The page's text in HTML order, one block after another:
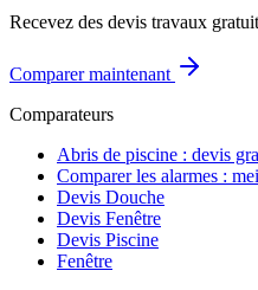
Recevez des devis travaux
Comparer maintenant
Comparateurs
Abris de piscine : devis
Comparer les alarmes :
Devis Douche
Devis Fenêtre
Devis Piscine
Fenêtre